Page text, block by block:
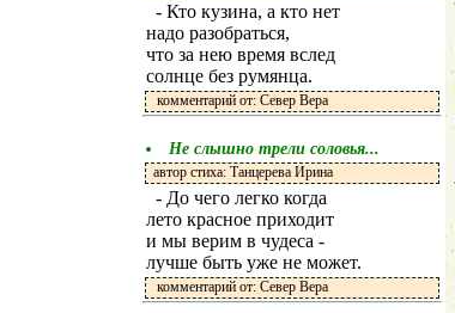
- Кто кузина, а кто нет
надо разобраться,
что за нею время вслед
солнце без румянца.
комментарий от: Север Вера
Не слышно трели соловья...
автор стиха: Танцерева Ирина
- До чего легко когда
лето красное приходит
и мы верим в чудеса -
лучше быть уже не может.
комментарий от: Север Вера